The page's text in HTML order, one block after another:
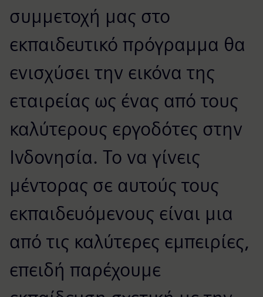
συμμετοχή μας στο
εκπαιδευτικό πρόγραμμα θα
ενισχύσει την εικόνα της
εταιρείας ως ένας από τους
καλύτερους εργοδότες στην
Ινδονησία. Το να γίνεις
μέντορας σε αυτούς τους
εκπαιδευόμενους είναι μια
από τις καλύτερες εμπειρίες,
επειδή παρέχουμε